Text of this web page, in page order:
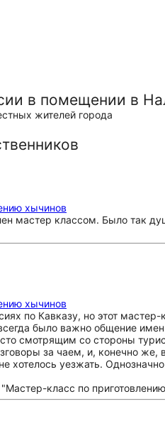
в помещении в
жителей города
хычинов
мастер классом. Было так
хычинов
по Кавказу, но этот
было важно общение
смотрящим со стороны
за чаем, и, конечно
хотелось уезжать.